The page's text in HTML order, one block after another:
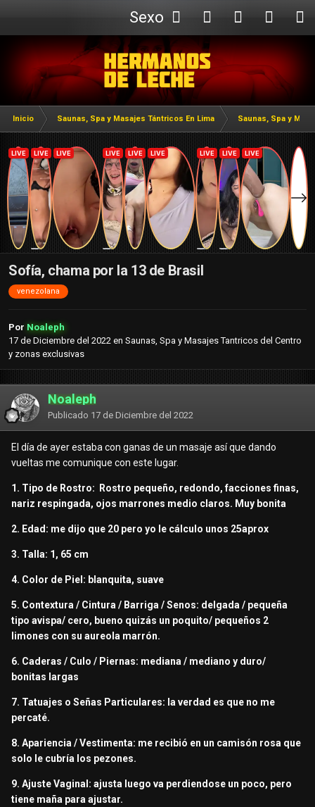
Sexo
Webcam
Inicio Saunas, Spa y Masajes Tántricos En Lima Saunas, Spa y
Sofía, chama por la 13 de Brasil
venezolana
Por Noaleph
17 de Diciembre del 2022 en Saunas, Spa y Masajes Tantricos del Centro
y zonas exclusivas
Noaleph
Publicado 17 de Diciembre del 2022
El día de ayer estaba con ganas de un masaje así que dando
vueltas me comunique con este lugar.
1. Tipo de Rostro: Rostro pequeño, redondo, facciones finas,
nariz respingada, ojos marrones medio claros. Muy bonita
2. Edad: me dijo que 20 pero yo le cálculo unos 25aprox
3. Talla: 1, 65 cm
4. Color de Piel: blanquita, suave
5. Contextura / Cintura / Barriga / Senos: delgada / pequeña
tipo avispa/ cero, bueno quizás un poquito/ pequeños 2
limones con su aureola marrón.
6. Caderas / Culo / Piernas: mediana / mediano y duro/
bonitas largas
7. Tatuajes o Señas Particulares: la verdad es que no me
percaté.
8. Apariencia / Vestimenta: me recibió en un camisón rosa que
solo le cubría los pezones.
9. Ajuste Vaginal: ajusta luego va perdiendose un poco, pero
tiene maña para ajustar.